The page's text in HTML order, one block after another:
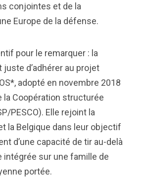
conjointes et de la
Europe de la défense.
pour le remarquer : la
d’adhérer au projet
adopté en novembre 2018
la Coopération structurée
PESCO). Elle rejoint la
la Belgique dans leur objectif
d’une capacité de tir au-delà
intégrée sur une famille de
portée.